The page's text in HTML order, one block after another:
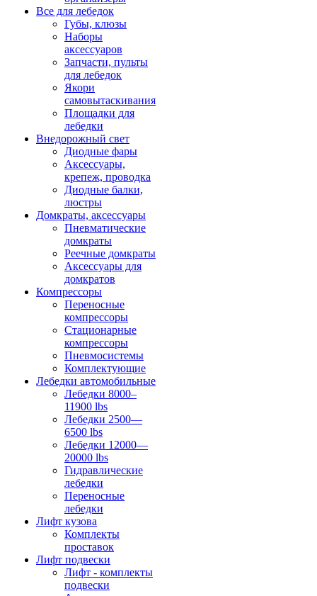
Все для лебедок
Губы, клюзы
Наборы
аксессуаров
Запчасти, пульты
для лебедок
Якори
самовытаскивания
Площадки для
лебедки
Внедорожный свет
Диодные фары
Аксессуары,
крепеж, проводка
Диодные балки,
люстры
Домкраты, аксессуары
Пневматические
домкраты
Реечные домкраты
Аксессуары для
домкратов
Компрессоры
Переносные
компрессоры
Стационарные
компрессоры
Пневмосистемы
Комплектующие
Лебедки автомобильные
Лебедки 8000–
11900 lbs
Лебедки 2500—
6500 lbs
Лебедки 12000—
20000 lbs
Гидравлические
лебедки
Переносные
лебедки
Лифт кузова
Комплекты
проставок
Лифт подвески
Лифт - комплекты
подвески